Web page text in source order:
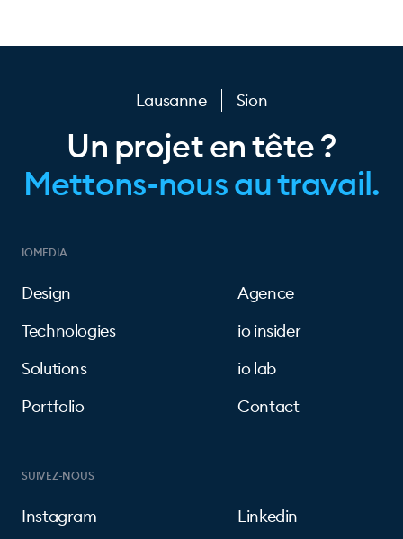
Lausanne Sion
Un projet en tête ?
Mettons-nous au travail.
IOMEDIA
Design
Technologies
Solutions
Portfolio
Agence
io insider
io lab
Contact
SUIVEZ-NOUS
Instagram Linkedin